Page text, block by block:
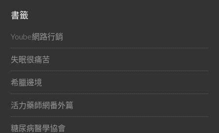
書籤
Yoube網路行銷
失眠很痛苦
希臘邊境
活力藥師網番外篇
糖尿病醫學協會